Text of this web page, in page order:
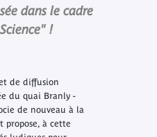
dans le cadre
!
de diffusion
du quai Branly -
de nouveau à la
propose, à cette